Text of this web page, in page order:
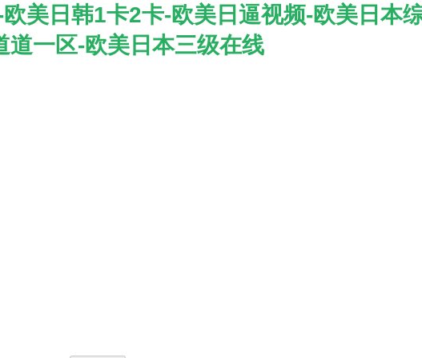
美日韩1卡2卡-欧美日逼视频-欧美日本
一区-欧美日本三级在线